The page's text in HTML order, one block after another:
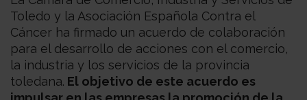
Toledo y la Asociación Española Contra el
Cáncer ha firmado un acuerdo de colaboración
para el desarrollo de acciones con el comercio,
la industria y los servicios de la provincia
toledana. El objetivo de este acuerdo es